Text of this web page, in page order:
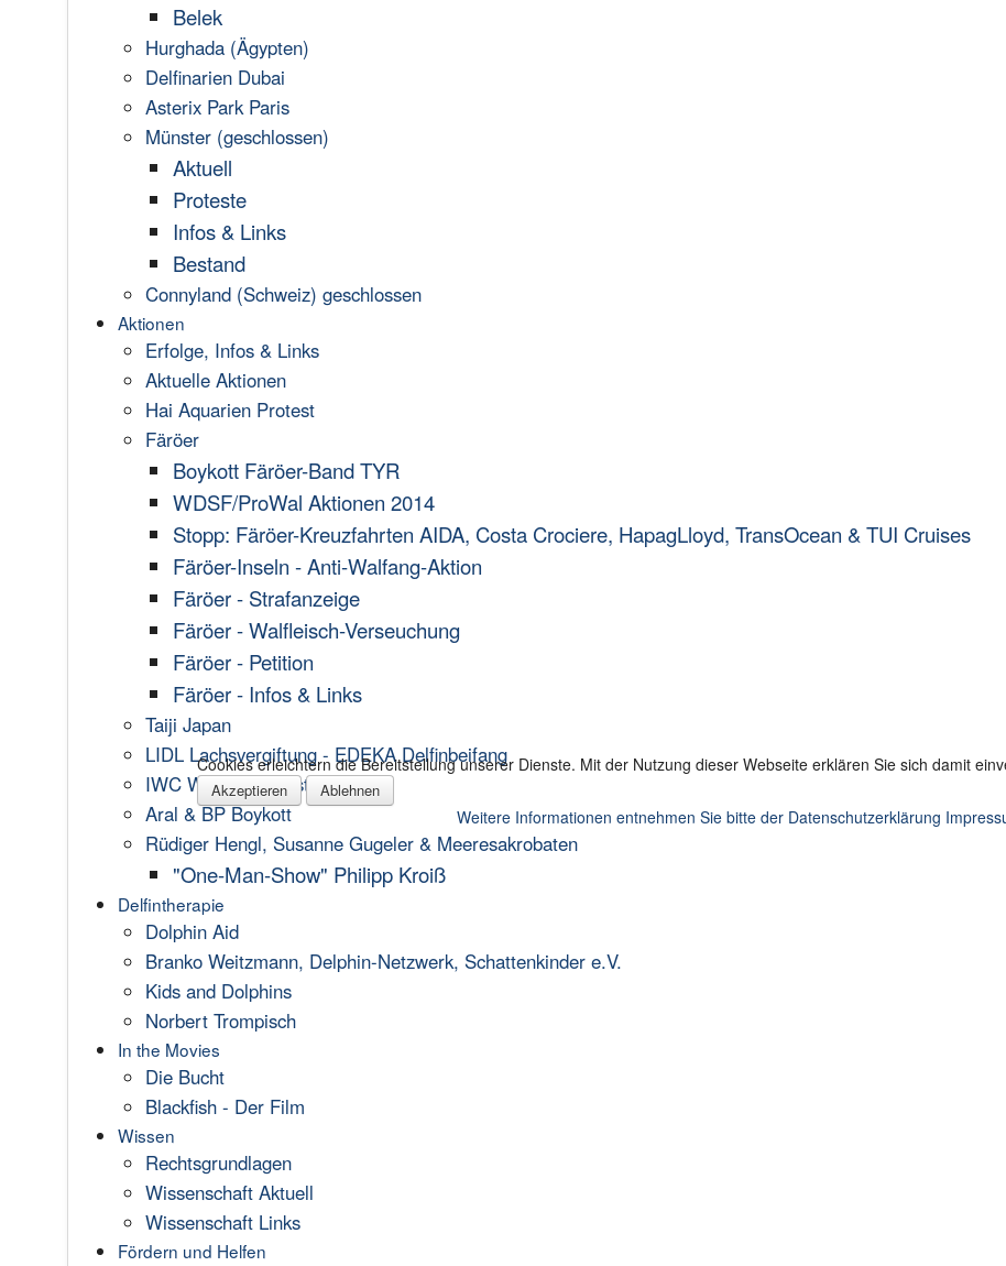
Belek
Hurghada (Ägypten)
Delfinarien Dubai
Asterix Park Paris
Münster (geschlossen)
Aktuell
Proteste
Infos & Links
Bestand
Connyland (Schweiz) geschlossen
Aktionen
Erfolge, Infos & Links
Aktuelle Aktionen
Hai Aquarien Protest
Färöer
Boykott Färöer-Band TYR
WDSF/ProWal Aktionen 2014
Stopp: Färöer-Kreuzfahrten AIDA, Costa Crociere, HapagLloyd, TransOcean & TUI Cruises
Färöer-Inseln - Anti-Walfang-Aktion
Färöer - Strafanzeige
Färöer - Walfleisch-Verseuchung
Färöer - Petition
Färöer - Infos & Links
Taiji Japan
LIDL Lachsvergiftung - EDEKA Delfinbeifang
IWC Walfangprotest
Aral & BP Boykott
Rüdiger Hengl, Susanne Gugeler & Meeresakrobaten
"One-Man-Show" Philipp Kroiß
Delfintherapie
Dolphin Aid
Branko Weitzmann, Delphin-Netzwerk, Schattenkinder e.V.
Kids and Dolphins
Norbert Trompisch
In the Movies
Die Bucht
Blackfish - Der Film
Wissen
Rechtsgrundlagen
Wissenschaft Aktuell
Wissenschaft Links
Fördern und Helfen
Cookies erleichtern die Bereitstellung unserer Dienste. Mit der Nutzung dieser Webseite erklären Sie sich damit
Akzeptieren Ablehnen
Weitere Informationen entnehmen Sie bitte der Datenschutzerklärung